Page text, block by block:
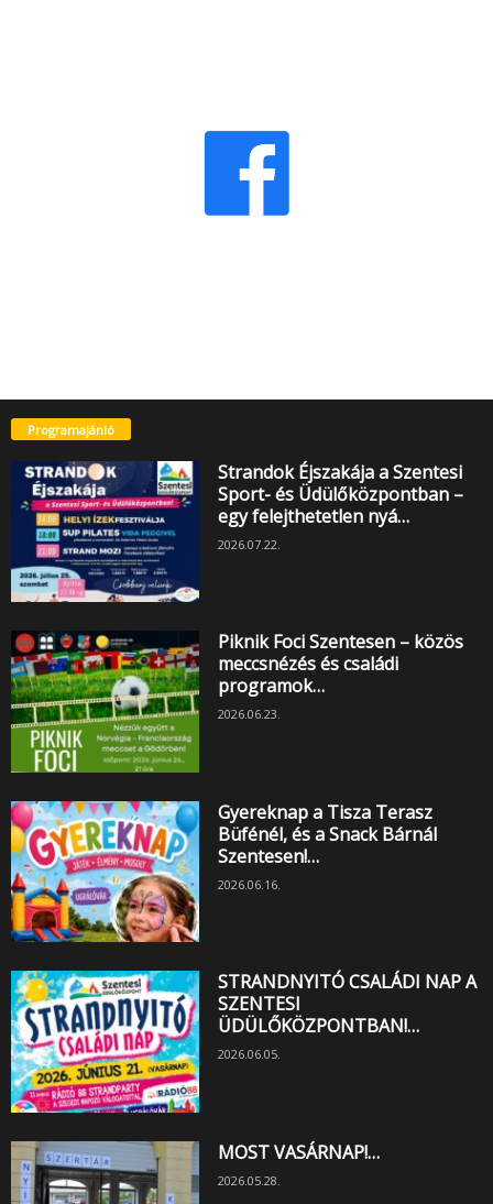
Programajánló
Strandok Éjszakája a Szentesi
Sport- és Üdülőközpontban –
egy felejthetetlen nyá…
2026.07.22.
Piknik Foci Szentesen – közös
meccsnézés és családi
programok…
2026.06.23.
Gyereknap a Tisza Terasz
Büfénél, és a Snack Bárnál
Szentesen!…
2026.06.16.
STRANDNYITÓ CSALÁDI NAP A
SZENTESI
ÜDÜLŐKÖZPONTBAN!…
2026.06.05.
MOST VASÁRNAP!…
2026.05.28.